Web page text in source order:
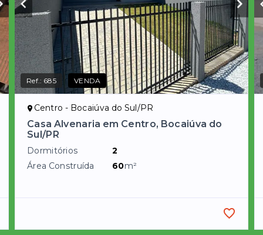
Ref.: 685 VENDA
Centro - Bocaiúva do Sul/PR
Casa Alvenaria em Centro, Bocaiúva do
Sul/PR
Dormitórios
2
Área Construída
60m²